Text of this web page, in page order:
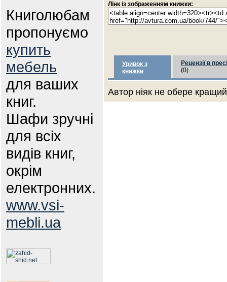
Книголюбам
пропонуємо
купить
мебель
для ваших
книг.
Шафи зручні
для всіх
видів книг,
окрім
електронних.
www.vsi-
mebli.ua
Лінк із зображенням книжки:
Уривок з
книжки
Рецензії в пресі
(0)
Автор ніяк не обере